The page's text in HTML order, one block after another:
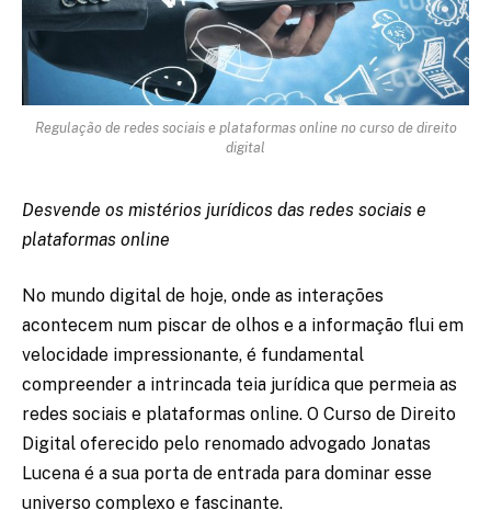
Regulação de redes sociais e plataformas online no curso de direito
digital
Desvende os mistérios jurídicos das redes sociais e
plataformas online
No mundo digital de hoje, onde as interações
acontecem num piscar de olhos e a informação flui em
velocidade impressionante, é fundamental
compreender a intrincada teia jurídica que permeia as
redes sociais e plataformas online. O Curso de Direito
Digital oferecido pelo renomado advogado Jonatas
Lucena é a sua porta de entrada para dominar esse
universo complexo e fascinante.